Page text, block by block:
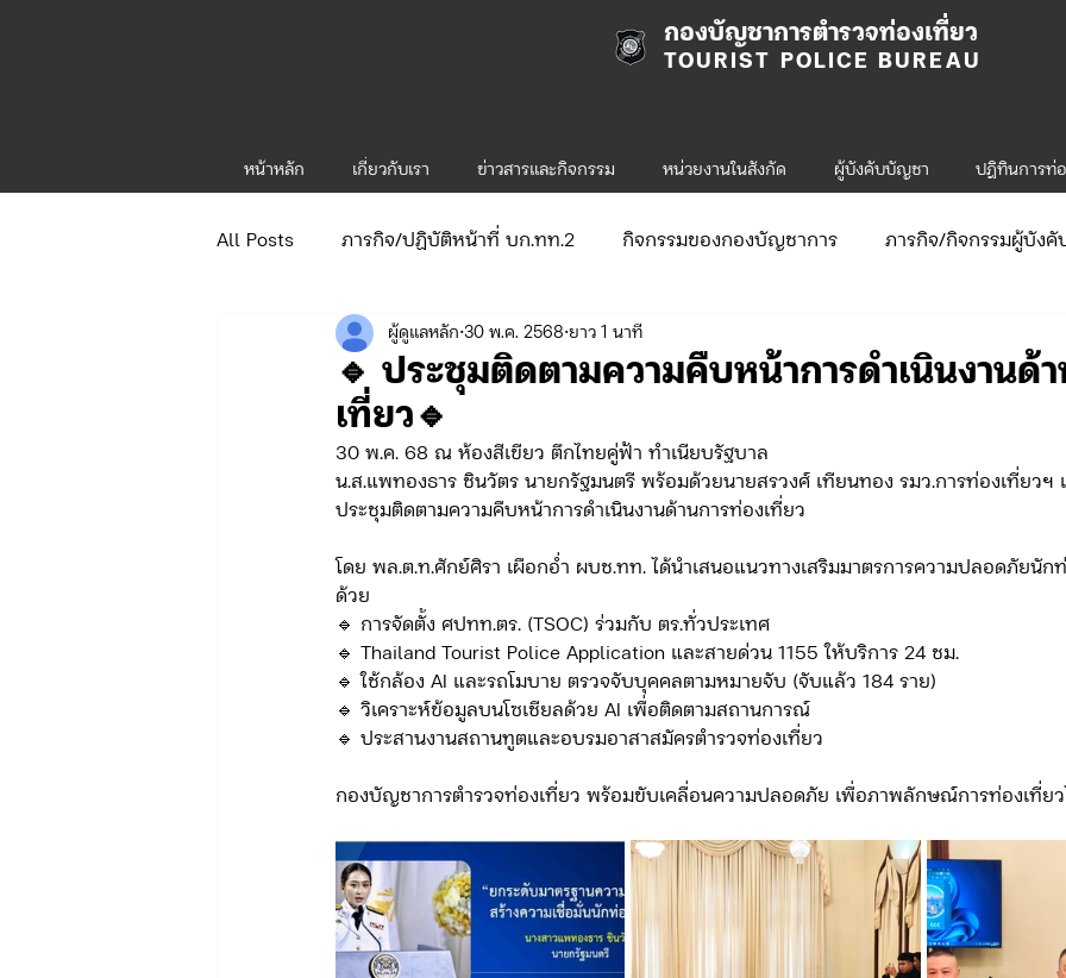
กองบัญชาการตำรวจท่องเที่ยว
TOURIST POLICE BUREAU
หน้าหลัก เกี่ยวกับเรา ข่าวสารและกิจกรรม หน่วยงานในสังกัด ผู้บังคับบัญชา ปฎิทินการท่อ
All Posts ภารกิจ/ปฏิบัติหน้าที่ บก.ทท.2 กิจกรรมของกองบัญชาการ ภารกิจ/กิจกรรมผู้บัง
ข่าวประกาศและคำสั่ง ข่าวรับสมัคร จัดซื้อจัดจ้าง/แผน/ตัวชี้วัด
จัดซื้อจัดจ้าง/แผน/ตัวชี้วัด ทท.1
ภารกิจ/กิจกรรมผู้บังคับบัญชา ทท.2
ข่าวรับสมัคร ทท.2 จัดซื้อจัดจ้าง/แผน/ตัวชี้วัด ทท.2 ภารกิจ/กิจกรรมผู้บังคับบัญชา ทท.3
กิจกรรมของกองบังคับการท่องเที่ยว 3 ข่าวประกาศและคำสั่ง ทท.3
ข่าวประกาศและคำสั่ง บก.อก. ข่าวรับสมัคร บก.อก. จัดซื้อจัดจ้าง/แผน/ตัวชี้วัด บก.อก.
🔹 ประชุมติดตามความคืบหน้าการดำเนินงานด้
เที่ยว🔹
ผู้ดูแลหลัก 30 พ.ค. 2568 ยาว 1 นาที
30 พ.ค. 68 ณ ห้องสีเขียว ตึกไทยคู่ฟ้า ทำเนียบรัฐบาล
น.ส.แพทองธาร ชินวัตร นายกรัฐมนตรี พร้อมด้วยนายสรวงศ์ เทียนทอง รมว.การท่องเที่ยวฯ
ประชุมติดตามความคืบหน้าการดำเนินงานด้านการท่องเที่ยว
โดย พล.ต.ท.ศักย์ศิรา เผือกอ่ำ ผบช.ทท. ได้นำเสนอแนวทางเสริมมาตรการความปลอดภัยนัก
ด้วย
🔹 การจัดตั้ง ศปทท.ตร. (TSOC) ร่วมกับ ตร.ทั่วประเทศ
🔹 Thailand Tourist Police Application และสายด่วน 1155 ให้บริการ 24 ชม.
🔹 ใช้กล้อง AI และรถโมบาย ตรวจจับบุคคลตามหมายจับ (จับแล้ว 184 ราย)
🔹 วิเคราะห์ข้อมูลบนโซเชียลด้วย AI เพื่อติดตามสถานการณ์
🔹 ประสานงานสถานทูตและอบรมอาสาสมัครตำรวจท่องเที่ยว
กองบัญชาการตำรวจท่องเที่ยว พร้อมขับเคลื่อนความปลอดภัย เพื่อภาพลักษณ์การท่องเที่ยว